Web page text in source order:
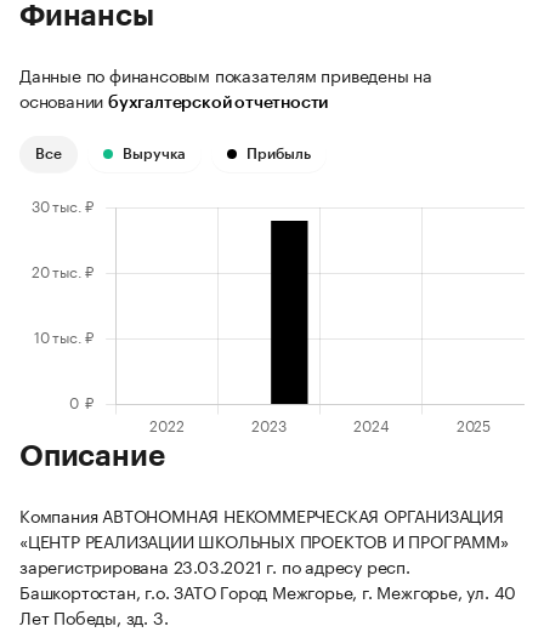
Финансы
Данные по финансовым показателям приведены на
основании бухгалтерской отчетности
Все Выручка Прибыль
Описание
Компания АВТОНОМНАЯ НЕКОММЕРЧЕСКАЯ ОРГАНИЗАЦИЯ
«ЦЕНТР РЕАЛИЗАЦИИ ШКОЛЬНЫХ ПРОЕКТОВ И ПРОГРАММ»
зарегистрирована 23.03.2021 г. по адресу респ.
Башкортостан, г.о. ЗАТО Город Межгорье, г. Межгорье, ул. 40
Лет Победы, зд. 3.